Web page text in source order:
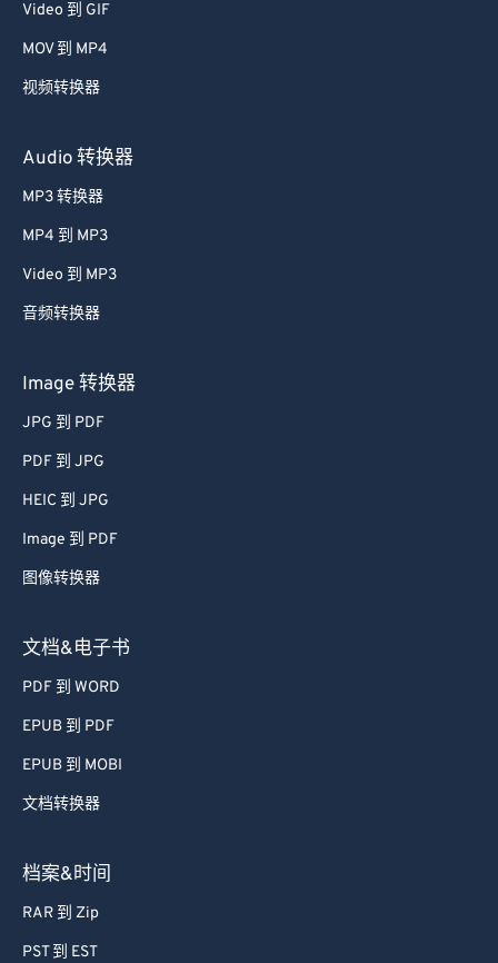
Video 到 GIF
MOV 到 MP4
视频转换器
Audio 转换器
MP3 转换器
MP4 到 MP3
Video 到 MP3
音频转换器
Image 转换器
JPG 到 PDF
PDF 到 JPG
HEIC 到 JPG
Image 到 PDF
图像转换器
文档&电子书
PDF 到 WORD
EPUB 到 PDF
EPUB 到 MOBI
文档转换器
档案&时间
RAR 到 Zip
PST 到 EST